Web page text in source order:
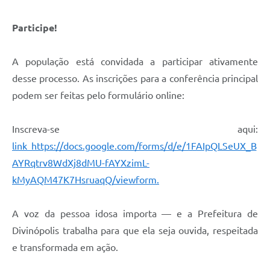
Participe!
A população está convidada a participar ativamente
desse processo. As inscrições para a conferência principal
podem ser feitas pelo formulário online:
Inscreva-se aqui:
link https://docs.google.com/forms/d/e/1FAIpQLSeUX_B
AYRqtrv8WdXj8dMU-fAYXzimL-
kMyAQM47K7HsruaqQ/viewform.
A voz da pessoa idosa importa — e a Prefeitura de
Divinópolis trabalha para que ela seja ouvida, respeitada
e transformada em ação.